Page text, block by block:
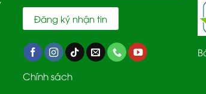
Chính sách